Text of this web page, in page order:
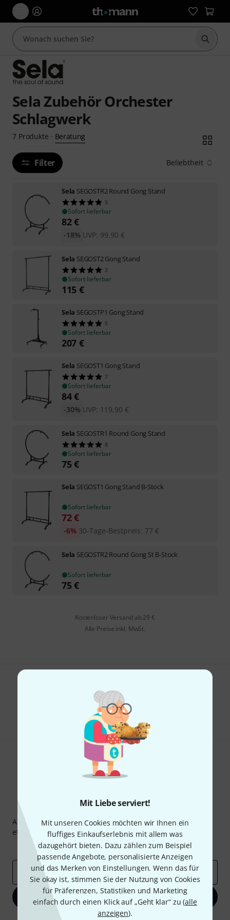
Mit Liebe serviert!
Mit unseren Cookies möchten wir Ihnen ein
fluffiges Einkaufserlebnis mit allem was
dazugehört bieten. Dazu zählen zum Beispiel
passende Angebote, personalisierte Anzeigen
und das Merken von Einstellungen. Wenn das für
Sie okay ist, stimmen Sie der Nutzung von Cookies
für Präferenzen, Statistiken und Marketing
einfach durch einen Klick auf „Geht klar“ zu (alle
anzeigen).
Suche
Sela Zubehör Orchester
Schlagwerk
7 Produkte · Beratung
Filter Beliebtheit
Sela SEGOSTR2 Round Gong Stand
5
Sofort lieferbar
82€
UVP: 99,90 €
-18%
Sela SEGOST2 Gong Stand
3
Sofort lieferbar
115 €
Sela SEGOSTP1 Gong Stand
5
Sofort lieferbar
207 €
Sela SEGOST1 Gong Stand
7
Sofort lieferbar
84€
UVP: 119,90 €
-30%
Sela SEGOSTR1 Round Gong Stand
8
Sofort lieferbar
75€
Sela SEGOST1 Gong Stand B-Stock
Sofort lieferbar
72€
30-Tage-Bestpreis: 77 €
-6%
Sela SEGOSTR2 Round Gong St B-Stock
Sofort lieferbar
75€
Kostenloser Versand ab 29 €
Alle Preise inkl. MwSt.
Gefällt Ihnen, was Sie sehen?
Hilfe & Feedback
Thomann Newsletter
Abonniere den Thomann Newsletter und gewinne mit
etwas Glück einen von50 Gutscheinenüber jeweils
Inspirierende Beiträge
Deals Thomann Insights
E-Mail-Adresse*
Jetzt anmelden